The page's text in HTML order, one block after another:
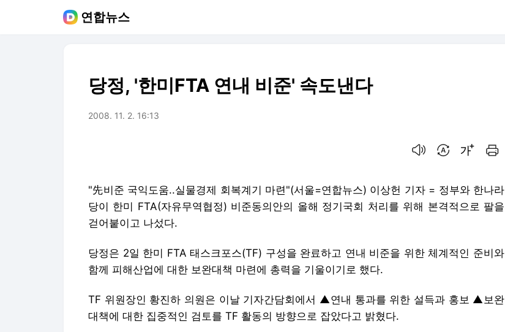
연합뉴스
당정, '한미FTA 연내 비준' 속도낸다
2008. 11. 2. 16:13
"先비준 국익도움..실물경제 회복계기 마련"(서울=연합뉴스) 이상헌 기자 = 정부와 한나라
당이 한미 FTA(자유무역협정) 비준동의안의 올해 정기국회 처리를 위해 본격적으로 팔을
걷어붙이고 나섰다.
당정은 2일 한미 FTA 태스크포스(TF) 구성을 완료하고 연내 비준을 위한 체계적인 준비와
함께 피해산업에 대한 보완대책 마련에 총력을 기울이기로 했다.
TF 위원장인 황진하 의원은 이날 기자간담회에서 ▲연내 통과를 위한 설득과 홍보 ▲보완
대책에 대한 집중적인 검토를 TF 활동의 방향으로 잡았다고 밝혔다.